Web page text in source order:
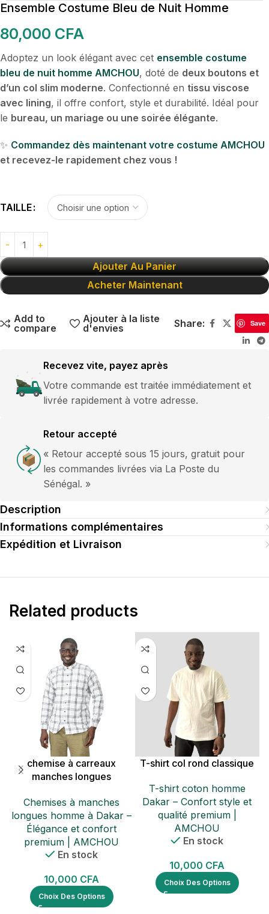
Ensemble Costume Bleu de Nuit Homme
80,000 CFA
Adoptez un look élégant avec cet ensemble costume
bleu de nuit homme AMCHOU, doté de deux boutons et
d’un col slim moderne. Confectionné en tissu viscose
avec lining, il offre confort, style et durabilité. Idéal pour
le bureau, un mariage ou une soirée élégante.
✨ Commandez dès maintenant votre costume AMCHOU
et recevez-le rapidement chez vous !
TAILLE
Ajouter Au Panier
Acheter Maintenant
Add to
compare
Ajouter à la liste
d'envies
Share: Save
Recevez vite, payez après
Votre commande est traitée immédiatement et
livrée rapidement à votre adresse.
Retour accepté
« Retour accepté sous 15 jours, gratuit pour
les commandes livrées via La Poste du
Sénégal. »
Description
Informations complémentaires
Expédition et Livraison
Related products
chemise à carreaux
manches longues
Chemises à manches
longues homme à Dakar –
Élégance et confort
premium | AMCHOU
En stock
10,000 CFA
Choix Des Options
T-shirt col rond classique
T-shirt coton homme
Dakar – Confort style et
qualité premium |
AMCHOU
En stock
10,000 CFA
Choix Des Options